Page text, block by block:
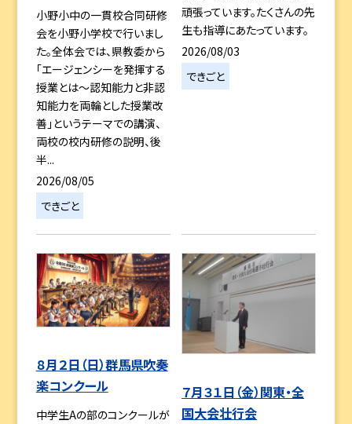
小野小中の一貫校合同研修
会を小野小学校で行いまし
た。全体会では、県教委から
「エージェンシーを発揮する
授業とは～認知能力と非認
知能力を両輪とした授業改
善」というテーマでの講演、
両校の校内研修の説明、後
半...
2026/08/05
できごと
頑張っています。たくさんの先
生も指導にあたっています。
2026/08/03
できごと
８月２日（日）群馬県吹奏
楽コンクール
中学生Aの部のコンクールが
７月３１日（金）関東・全
国大会壮行会